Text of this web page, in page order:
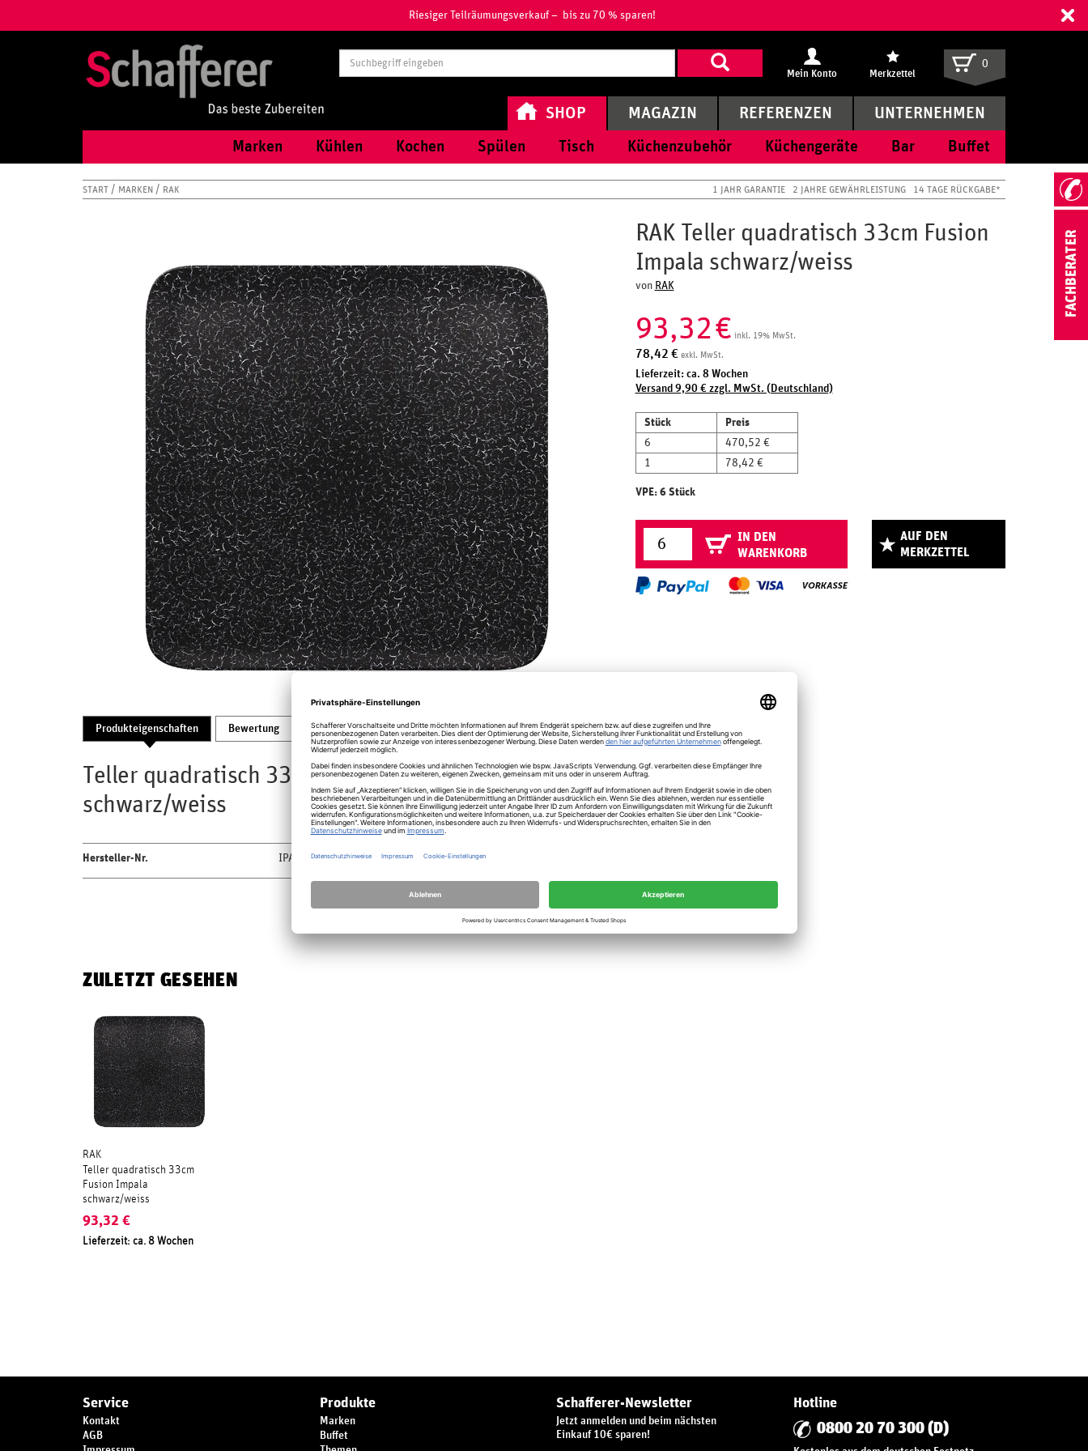
Riesiger Teilräumungsverkauf – bis zu 70 % sparen!
Suchbegriff
eingeben
Mein Konto Merkzettel
0
SHOP
Marken Kühlen Kochen Spülen Tisch Küchenzubehör Küchengeräte Bar Buffet
MAGAZIN REFERENZEN UNTERNEHMEN
START MARKEN RAK 1 JAHR GARANTIE 2 JAHRE GEWÄHRLEISTUNG 14 TAGE RÜCKGABE*
Produkteigenschaften Bewertung Produktsicherheit
Teller quadratisch 33cm Fusion Impala
schwarz/weiss
Hersteller-Nr. IPAUSP33
RAK Teller quadratisch 33cm Fusion
Impala schwarz/weiss
von RAK
93,32€ inkl. 19% MwSt.
78,42 € exkl. MwSt.
Lieferzeit: ca. 8 Wochen
Versand 9,90 € zzgl. MwSt. (Deutschland)
Stück
Preis
6
470,52 €
1
78,42 €
VPE: 6 Stück
IN DEN
WARENKORB
AUF DEN
MERKZETTEL
ZULETZT GESEHEN
RAK
Teller quadratisch 33cm
Fusion Impala
schwarz/weiss
93,32 €
Lieferzeit: ca. 8 Wochen
Service
Kontakt
AGB
Produkte
Marken
Buffet
Schafferer-Newsletter
Jetzt anmelden und beim nächsten
Einkauf 10€ sparen!
Hotline
0800 20 70 300 (D)